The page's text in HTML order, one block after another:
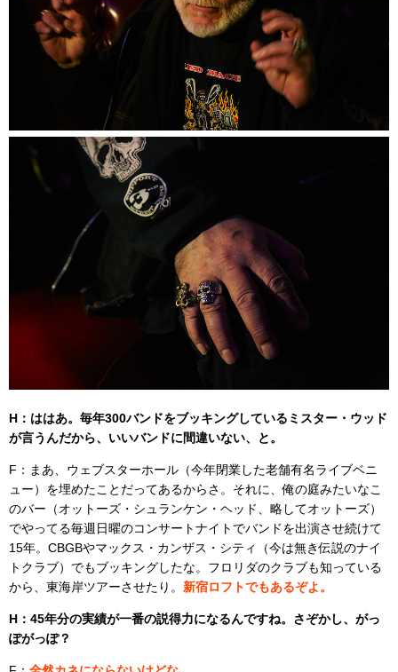
H：ははあ。毎年300バンドをブッキングしているミスター・ウッド
が言うんだから、いいバンドに間違いない、と。
F：まあ、ウェブスターホール（今年閉業した老舗有名ライブベニ
ュー）を埋めたことだってあるからさ。それに、俺の庭みたいなこ
のバー（オットーズ・シュランケン・ヘッド、略してオットーズ）
でやってる毎週日曜のコンサートナイトでバンドを出演させ続けて
15年。CBGBやマックス・カンザス・シティ（今は無き伝説のナイ
トクラブ）でもブッキングしたな。フロリダのクラブも知っている
から、東海岸ツアーさせたり。 新宿ロフトでもあるぞよ。
H：45年分の実績が一番の説得力になるんですね。さぞかし、がっ
ぽがっぽ？